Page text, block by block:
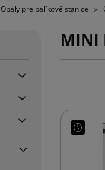
Obaly pre balíkové stanice
MINI